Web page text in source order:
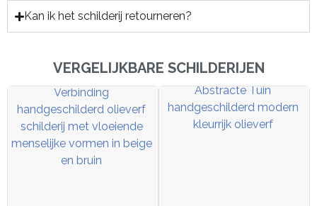
Kan ik het schilderij retourneren?
VERGELIJKBARE SCHILDERIJEN